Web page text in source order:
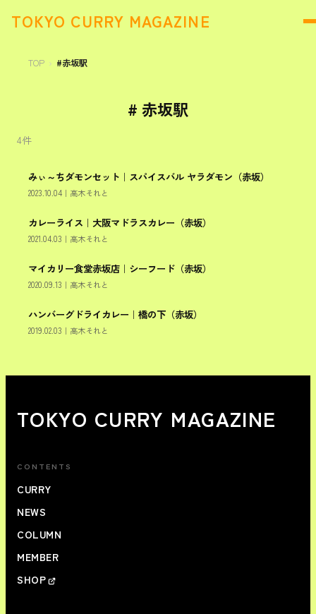
TOKYO CURRY MAGAZINE
TOP #赤坂駅
# 赤坂駅
4件
港区
みぃ～ちダモンセット｜スパイスバル ヤラダモン（赤坂）
2023.10.04 ｜ 高木それと
港区
カレーライス｜大阪マドラスカレー（赤坂）
2021.04.03 ｜ 高木それと
港区
マイカリー食堂赤坂店｜シーフード（赤坂）
2020.09.13 ｜ 高木それと
港区
ハンバーグドライカレー｜橋の下（赤坂）
2019.02.03 ｜ 高木それと
TOKYO CURRY MAGAZINE
CONTENTS
CURRY
NEWS
COLUMN
MEMBER
SHOP